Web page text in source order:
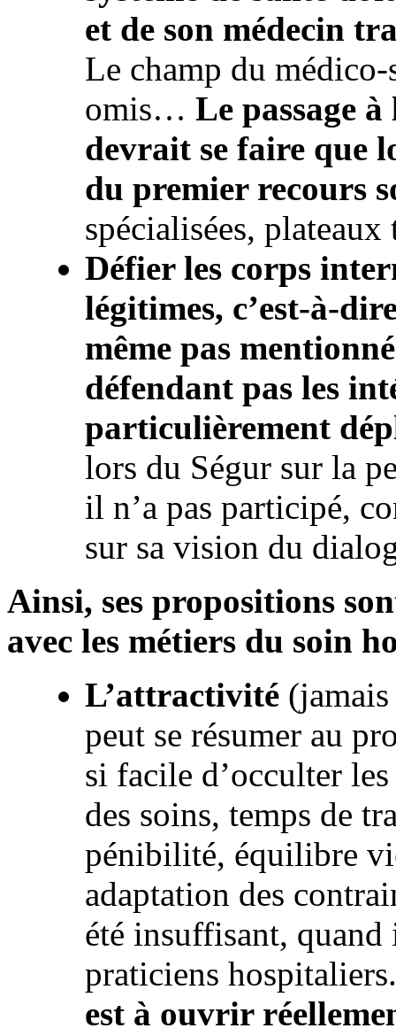
et de son médecin
Le champ du
omis… Le passage
devrait se faire que
du premier recours
spécialisées,
Défier les corps
légitimes, c’est-à-
même pas
défendant pas les
particulièrement
lors du Ségur sur la
il n’a pas participé,
sur sa vision du
Ainsi, ses propositions
avec les métiers du soin
L’attractivité
peut se résumer au
si facile d’occulter
des soins, temps de
pénibilité, équilibre
adaptation des
été insuffisant, quand
praticiens
est à ouvrir